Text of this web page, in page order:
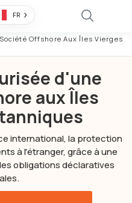
FR
Offshore Aux Îles Vierges
d'une
aux Îles
international, la protection
à l'étranger, grâce à une
obligations déclaratives